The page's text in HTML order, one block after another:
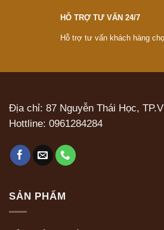
HỖ TRỢ TƯ VẤN 24/7
Hỗ trợ tư vấn khách hàng
Địa chỉ: 87 Nguyễn Thái Học,
Hottline: 0961284284
SẢN PHẨM